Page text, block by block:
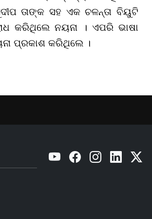
ତାଙ୍କ ସହ ଏକ ଚଳନ୍ତା ବିୟୁଟି
କରିଥିଲେ ନୟନା । ଏପରି ଭାଷା
ପ୍ରକାଶ କରିଥିଲେ ।
YouTube Facebook Instagram Linkedin